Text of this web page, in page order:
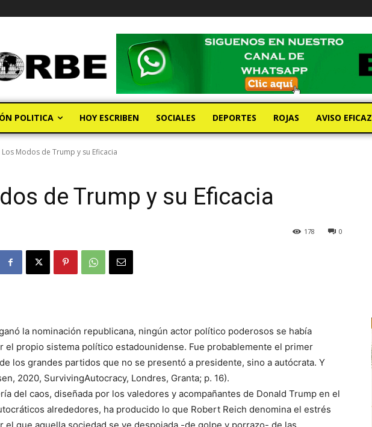
POLITICA HOY ESCRIBEN SOCIALES DEPORTES ROJAS AVISO EFICAZ
Los Modos de Trump y su Eficacia
de Trump y su Eficacia
0
178
la nominación republicana, ningún actor político poderosos se había
el propio sistema político estadounidense. Fue probablemente el primer
los grandes partidos que no se presentó a presidente, sino a autócrata. Y
2020, SurvivingAutocracy, Londres, Granta; p. 16).
del caos, diseñada por los valedores y acompañantes de Donald Trump en el
alrededores, ha producido lo que Robert Reich denomina el estrés